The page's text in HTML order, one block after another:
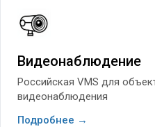
Видеонаблюдение
Российская VMS для
видеонаблюдения
Подробнее →